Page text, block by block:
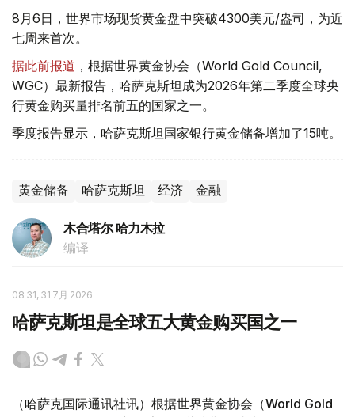
8月6日，世界市场现货黄金盘中突破4300美元/盎司，为近
七周来首次。
据此前报道 ，根据世界黄金协会（World Gold Council,
WGC）最新报告，哈萨克斯坦成为2026年第二季度全球央
行黄金购买量排名前五的国家之一。
季度报告显示，哈萨克斯坦国家银行黄金储备增加了15吨。
黄金储备 哈萨克斯坦 经济 金融
木合塔尔 哈力木拉
编译
08:31, 31 7月 2026
哈萨克斯坦是全球五大黄金购买国之一
（哈萨克国际通讯社讯）根据世界黄金协会（World Gold